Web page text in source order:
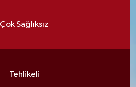
Çok Sağlıksız
Tehlikeli